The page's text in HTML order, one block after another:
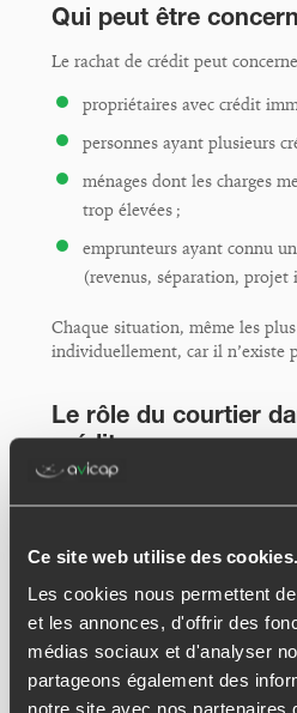
Ce site web utilise des cookies.
Les cookies nous permettent
et les annonces, d'offrir des
médias sociaux et d'analyser
partageons également des
notre site avec nos partenaires
Qui peut être
Le rachat de crédit peut
propriétaires avec crédit
personnes ayant plusieurs
ménages dont les charges
trop élevées ;
emprunteurs ayant connu
(revenus, séparation,
Chaque situation, même les plus
individuellement, car il n’existe
Le rôle du courtier
crédit
Un courtier en rachat de crédit,
comme intermédiaire entre
construire un dossier
solliciter plusieurs
comparer les offres